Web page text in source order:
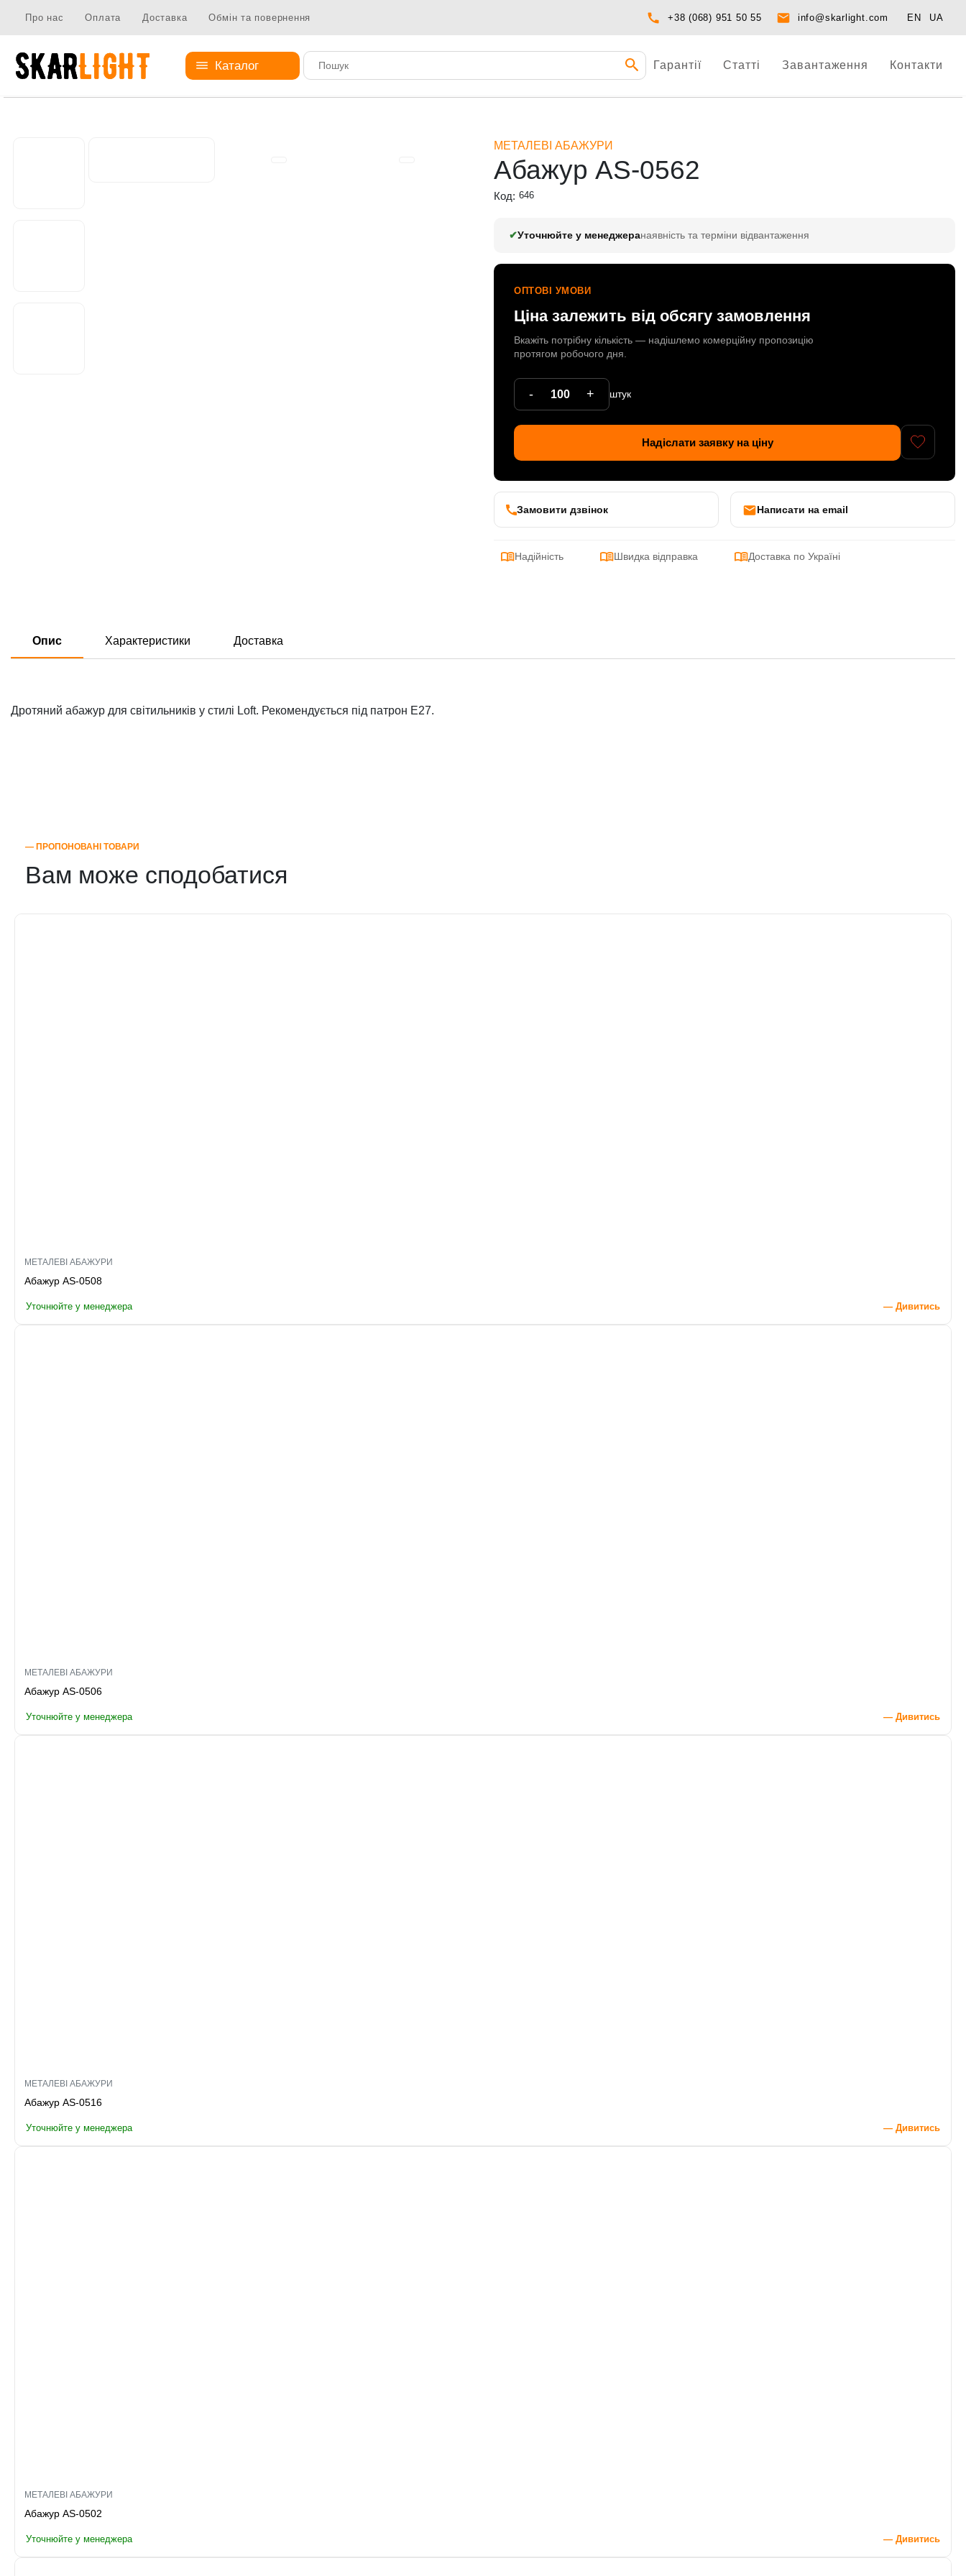
Про нас Оплата Доставка Обмін та повернення +38 (068) 951 50 55 info@skarlight.com EN UA
Каталог Гарантії Статті Завантаження Контакти
Абажур AS-0562
МЕТАЛЕВІ АБАЖУРИ
Абажур AS-0562
Код: 646
✔Уточнюйте у менеджеранаявність та терміни відвантаження
ОПТОВІ УМОВИ
Ціна залежить від обсягу замовлення
Вкажіть потрібну кількість — надішлемо комерційну пропозицію
протягом робочого дня.
- + штук
Надіслати заявку на ціну
Замовити дзвінок Написати на email
Надійність Швидка відправка Доставка по Україні
Опис Характеристики Доставка
Дротяний абажур для світильників у стилі Loft. Рекомендується під патрон E27.
― ПРОПОНОВАНІ ТОВАРИ
Вам може сподобатися
МЕТАЛЕВІ АБАЖУРИ
Абажур AS-0508
Уточнюйте у менеджера — Дивитись
МЕТАЛЕВІ АБАЖУРИ
Абажур AS-0506
Уточнюйте у менеджера — Дивитись
МЕТАЛЕВІ АБАЖУРИ
Абажур AS-0516
Уточнюйте у менеджера — Дивитись
МЕТАЛЕВІ АБАЖУРИ
Абажур AS-0502
Уточнюйте у менеджера — Дивитись